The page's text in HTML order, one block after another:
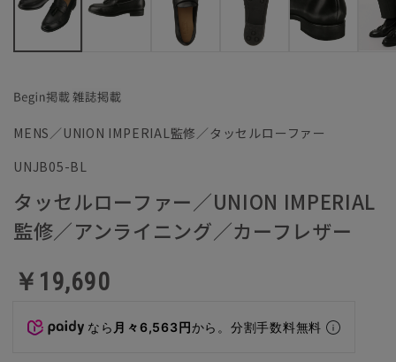
MENS／UNION IMPERIAL監修／タッセルローファー
UNJB05-BL
タッセルローファー／UNION IMPERIAL
監修／アンライニング／カーフレザー
￥19,690
なら 月々6,563円から。分割手数料無料